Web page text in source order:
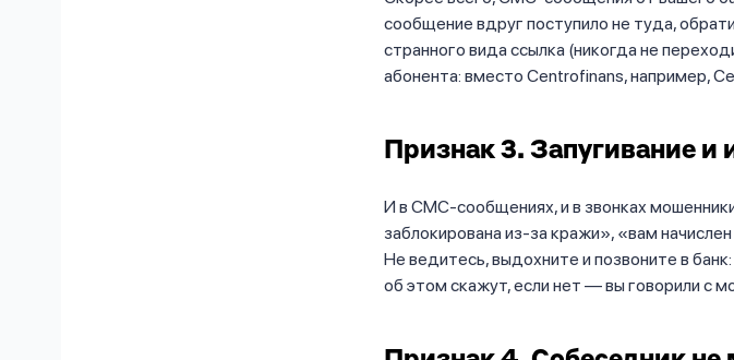
сообщение вдруг поступило не туда,
странного вида ссылка (никогда не
абонента: вместо Centrofinans, например,
Признак 3. Запугивание и
И в СМС-сообщениях, и в звонках
заблокирована из-за кражи», «вам
Не ведитесь, выдохните и позвоните в
об этом скажут, если нет — вы говорили с